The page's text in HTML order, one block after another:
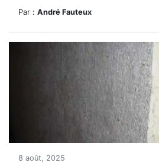
Par : André Fauteux
8 août, 2025